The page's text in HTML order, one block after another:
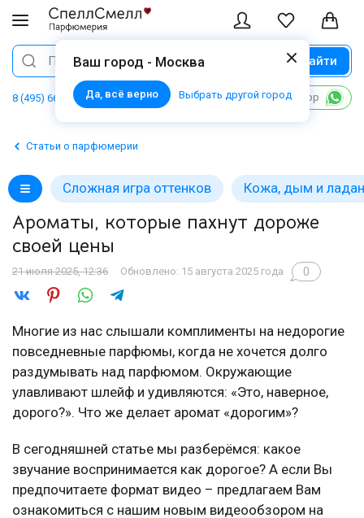
Ваш город - Москва
Да, всё верно Выбрать другой город
Поиск Найти
8 (495) 668 06 02 Написать в WhatsApp
Статьи о парфюмерии
Сложная игра оттенков Кожа, дым и ладан
Ароматы, которые пахнут дороже
своей цены
21 июля 2025, 12:36 Обновлено: 15 августа 2025 года 0
Многие из нас слышали комплименты на недорогие
повседневные парфюмы, когда не хочется долго
раздумывать над парфюмом. Окружающие
улавливают шлейф и удивляются: «Это, наверное,
дорого?». Что же делает аромат «дорогим»?
В сегодняшней статье мы разберёмся: какое
звучание воспринимается как дорогое? А если Вы
предпочитаете формат видео – предлагаем Вам
ознакомиться с нашим новым видеообзором на